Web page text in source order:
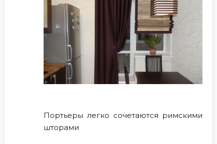
Портьеры легко сочетаются римскими
шторами